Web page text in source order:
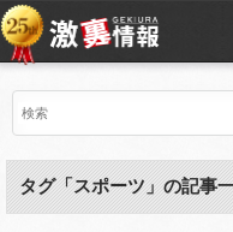
タグ「スポーツ」の記事